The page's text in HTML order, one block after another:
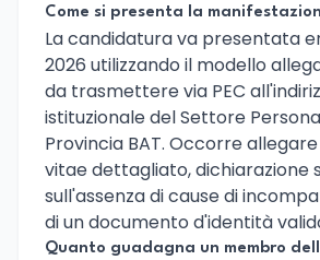
Come si presenta la
La candidatura va presentata
2026 utilizzando il modello
da trasmettere via PEC
istituzionale del Settore
Provincia BAT. Occorre
vitae dettagliato, dichiarazione
sull'assenza di cause di
di un documento d'identità
Quanto guadagna un membro